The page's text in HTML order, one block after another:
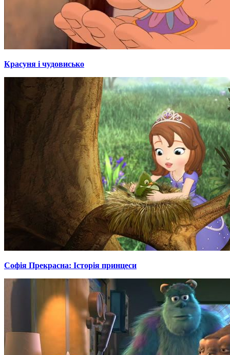
Красуня і чудовисько
Софія Прекрасна: Історія принцеси